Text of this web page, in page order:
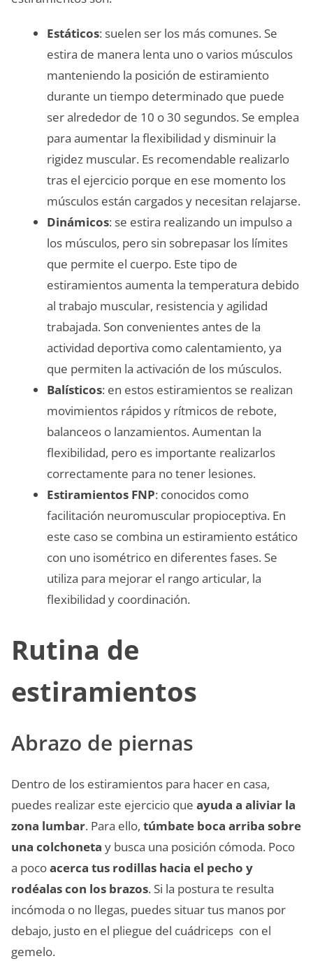
Estáticos: suelen ser los más comunes. Se
estira de manera lenta uno o varios músculos
manteniendo la posición de estiramiento
durante un tiempo determinado que puede
ser alrededor de 10 o 30 segundos. Se emplea
para aumentar la flexibilidad y disminuir la
rigidez muscular. Es recomendable realizarlo
tras el ejercicio porque en ese momento los
músculos están cargados y necesitan relajarse.
Dinámicos: se estira realizando un impulso a
los músculos, pero sin sobrepasar los límites
que permite el cuerpo. Este tipo de
estiramientos aumenta la temperatura debido
al trabajo muscular, resistencia y agilidad
trabajada. Son convenientes antes de la
actividad deportiva como calentamiento, ya
que permiten la activación de los músculos.
Balísticos: en estos estiramientos se realizan
movimientos rápidos y rítmicos de rebote,
balanceos o lanzamientos. Aumentan la
flexibilidad, pero es importante realizarlos
correctamente para no tener lesiones.
Estiramientos FNP: conocidos como
facilitación neuromuscular propioceptiva. En
este caso se combina un estiramiento estático
con uno isométrico en diferentes fases. Se
utiliza para mejorar el rango articular, la
flexibilidad y coordinación.
Rutina de
estiramientos
Abrazo de piernas
Dentro de los estiramientos para hacer en casa,
puedes realizar este ejercicio que ayuda a aliviar la
zona lumbar. Para ello, túmbate boca arriba sobre
una colchoneta y busca una posición cómoda. Poco
a pocoacerca tus rodillas hacia el pecho y
rodéalas con los brazos. Si la postura te resulta
incómoda o no llegas, puedes situar tus manos por
debajo, justo en el pliegue del cuádriceps con el
gemelo.